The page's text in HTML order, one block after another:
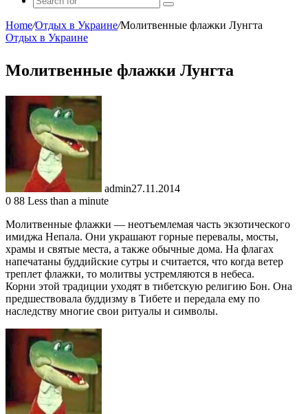
Search
Home/Отдых в Украине/Молитвенные флажки Лунгта
Отдых в Украине
Молитвенные флажки Лунгта
admin27.11.2014
0 88 Less than a minute
Молитвенные флажки — неотъемлемая часть экзотического
имиджа Непала. Они украшают горные перевалы, мосты,
храмы и святые места, а также обычные дома. На флагах
напечатаны буддийские сутры и считается, что когда ветер
треплет флажки, то молитвы устремляются в небеса.
Корни этой традиции уходят в тибетскую религию Бон. Она
предшествовала буддизму в Тибете и передала ему по
наследству многие свои ритуалы и символы.